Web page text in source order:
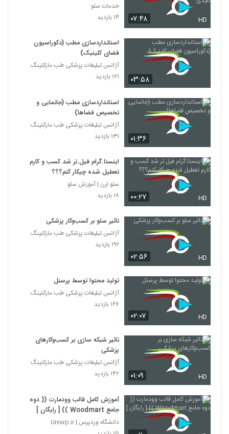
۰۷:۴۸ HD
خدمات سئو
۱۴ بازدید
۰۳:۵۸
استانداردسازی مطب (دکوراسیون
فضای کلینیک)
آژانس تبلیغات پزشکی طب مارکتینگ
۱۲۱ بازدید
۰۱:۳۶
استانداردسازی مطب (جانمایی و
تخصیص فضاها)
آژانس تبلیغات پزشکی طب مارکتینگ
۱۳۱ بازدید
۰۰:۲۷ HD
اینستا.گرام فیل.تر شد کسب و کارم
تعطیل شده چیکار کنم؟؟؟
سئو لرن | آموزش سئو
۱۸ بازدید
۰۲:۵۶ HD
تاثیر سئو بر کسب‌و‌کار پزشکی
آژانس تبلیغات پزشکی طب مارکتینگ
۱۹۲ بازدید
۰۲:۰۷ HD
تولید محتوا توسط پرسنل
آژانس تبلیغات پزشکی طب مارکتینگ
۱۶۷ بازدید
۰۱:۰۹ HD
تاثیر شبکه سازی بر کسب‌وکارهای
پزشکی
آژانس تبلیغات پزشکی طب مارکتینگ
۱۴۲ بازدید
آموزش کامل قالب وودمارت (( دوه
جامع Woodmart )) [ رایگان ]
دانشگاه وردپرس | Uniwp.ir